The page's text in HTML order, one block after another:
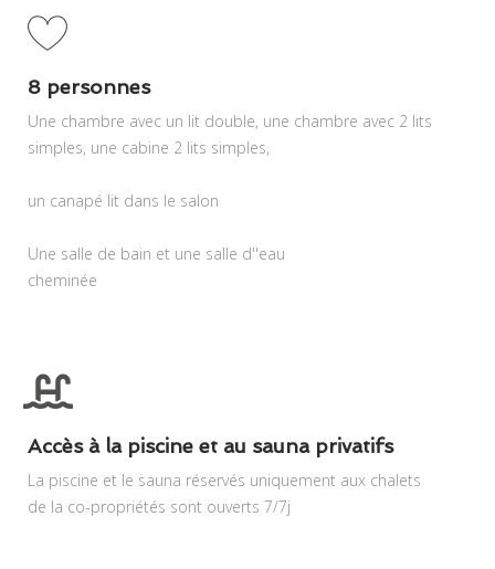
8 personnes
Une chambre avec un lit double, une chambre avec 2 lits
simples, une cabine 2 lits simples,
un canapé lit dans le salon
Une salle de bain et une salle d''eau
cheminée
Accès à la piscine et au sauna privatifs
La piscine et le sauna réservés uniquement aux chalets
de la co-propriétés sont ouverts 7/7j